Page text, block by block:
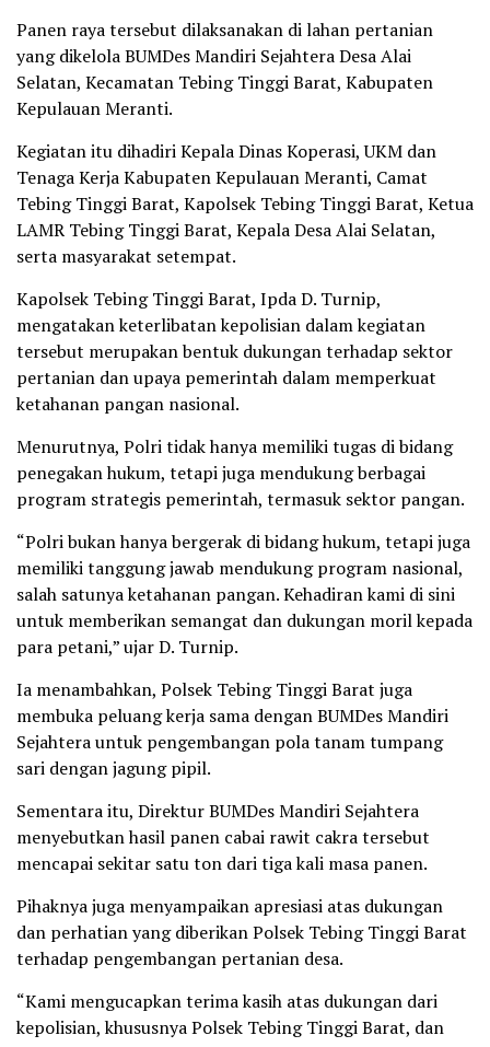
Panen raya tersebut dilaksanakan di lahan pertanian
yang dikelola BUMDes Mandiri Sejahtera Desa Alai
Selatan, Kecamatan Tebing Tinggi Barat, Kabupaten
Kepulauan Meranti.
Kegiatan itu dihadiri Kepala Dinas Koperasi, UKM dan
Tenaga Kerja Kabupaten Kepulauan Meranti, Camat
Tebing Tinggi Barat, Kapolsek Tebing Tinggi Barat, Ketua
LAMR Tebing Tinggi Barat, Kepala Desa Alai Selatan,
serta masyarakat setempat.
Kapolsek Tebing Tinggi Barat, Ipda D. Turnip,
mengatakan keterlibatan kepolisian dalam kegiatan
tersebut merupakan bentuk dukungan terhadap sektor
pertanian dan upaya pemerintah dalam memperkuat
ketahanan pangan nasional.
Menurutnya, Polri tidak hanya memiliki tugas di bidang
penegakan hukum, tetapi juga mendukung berbagai
program strategis pemerintah, termasuk sektor pangan.
“Polri bukan hanya bergerak di bidang hukum, tetapi juga
memiliki tanggung jawab mendukung program nasional,
salah satunya ketahanan pangan. Kehadiran kami di sini
untuk memberikan semangat dan dukungan moril kepada
para petani,” ujar D. Turnip.
Ia menambahkan, Polsek Tebing Tinggi Barat juga
membuka peluang kerja sama dengan BUMDes Mandiri
Sejahtera untuk pengembangan pola tanam tumpang
sari dengan jagung pipil.
Sementara itu, Direktur BUMDes Mandiri Sejahtera
menyebutkan hasil panen cabai rawit cakra tersebut
mencapai sekitar satu ton dari tiga kali masa panen.
Pihaknya juga menyampaikan apresiasi atas dukungan
dan perhatian yang diberikan Polsek Tebing Tinggi Barat
terhadap pengembangan pertanian desa.
“Kami mengucapkan terima kasih atas dukungan dari
kepolisian, khususnya Polsek Tebing Tinggi Barat, dan